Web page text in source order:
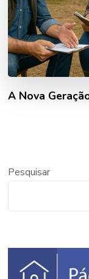
A Nova
Pesquisar